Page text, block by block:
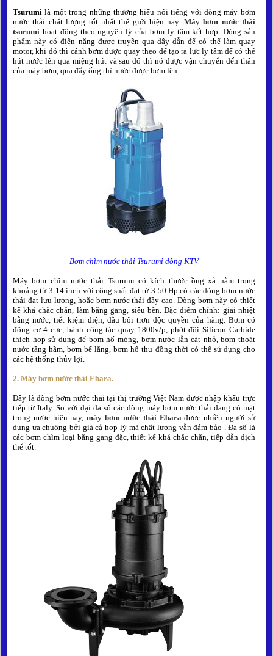
Tsurumi là mộttrong những thương hiểu nổi tiếng với dòng máy bơm
nước thải chất lượng tốt nhất thế giới hiện nay. Máybơm nước thải
tsurumi hoạt động theo nguyên lý của bơm ly tâm kết hợp. Dòng sản
phẩm này có điện năng được truyền qua dây dẫn để có thể làm quay
motor, khi đó thì cánh bơm được quay theo để tạo ra lực ly tâm để có thể
hút nước lên qua miệng hút và sau đó thì nó được vận chuyển đến thân
của máy bơm, qua đẩy ống thì nước được bơm lên.
Bơm chìm nước thải Tsurumi dòng KTV
Máy bơm chìm nước thải Tsurumi có kích thước ồng xả nằm trong
khoảng từ 3-14 inch với công suất đạt từ 3-50 Hpcó các dòng bơm nước
thải đạt lưu lượng, hoặc bơm nước thải đầy cao. Dòng bơm này có thiết
kế khá chắc chắn, làm bằng gang, siêu bền. Đặc điểm chính: giải nhiệt
bằng nước, tiết kiệm điện, dầu bôi trơn độc quyền của hãng. Bơm có
động cơ 4 cực, bánh công tác quay 1800v/p, phớt đôi Silicon Carbide
thích hợp sử dụng để bơm hố móng, bơm nước lẫn cát nhỏ, bơm thoát
nước tầng hầm, bơm bể lắng, bơm hố thu đồng thời có thể sử dụng cho
các hệ thống thủy lợi.
2. Máy bơm nước thải Ebara.
Đây là dòng bơm nước thải tại thị trường Việt Nam được nhập khẩu trực
tiếp từ Italy. So với đại đa số các dòng máy bơm nước thải đang có mặt
trong nước hiện nay,máy bơm nước thải Ebarađược nhiều người sử
dụng ưa chuộng bởi giá cả hợp lý mà chất lượng vẫn đảm bảo . Đa số là
các bơm chìm loại bằng gang đặc, thiết kế khá chắc chắn, tiếp dẫn dịch
thể tốt.